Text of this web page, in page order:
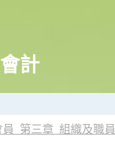
計
第三章 組織及職員